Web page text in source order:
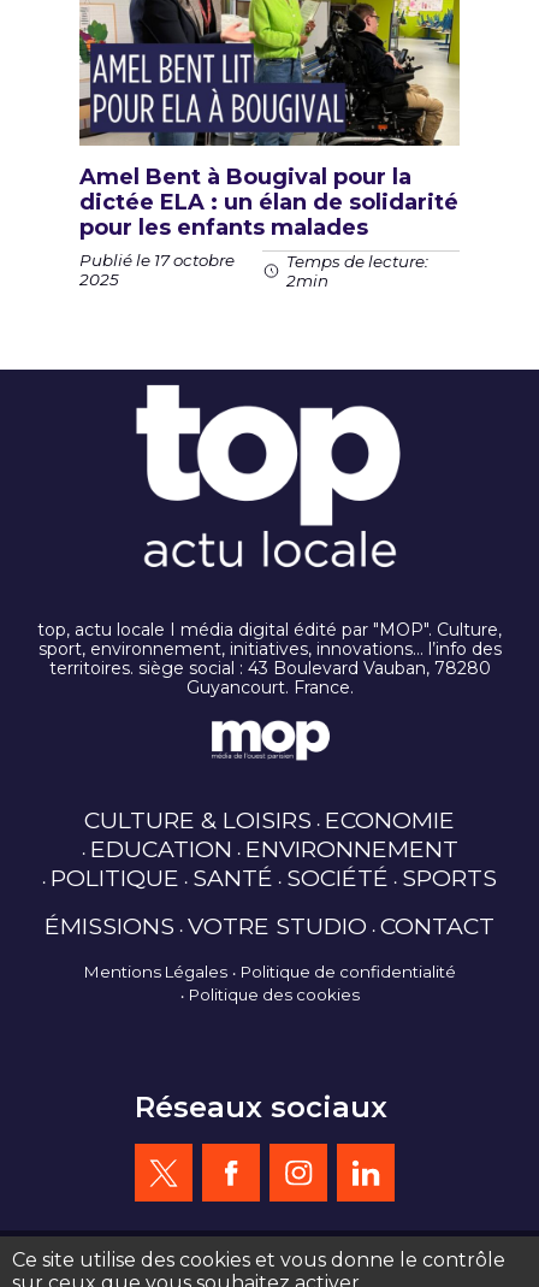
Amel Bent à Bougival pour la
dictée ELA : un élan de solidarité
pour les enfants malades
Publié le 17 octobre
2025
Temps de lecture:
2min
top, actu locale I média digital édité par "MOP". Culture,
sport, environnement, initiatives, innovations… l’info des
territoires. siège social : 43 Boulevard Vauban, 78280
Guyancourt. France.
CULTURE & LOISIRS ECONOMIE
EDUCATION ENVIRONNEMENT
POLITIQUE SANTÉ SOCIÉTÉ SPORTS
ÉMISSIONS VOTRE STUDIO CONTACT
Mentions Légales
Politique de confidentialité
Politique des cookies
Réseaux sociaux
Ce site utilise des cookies et vous donne le contrôle